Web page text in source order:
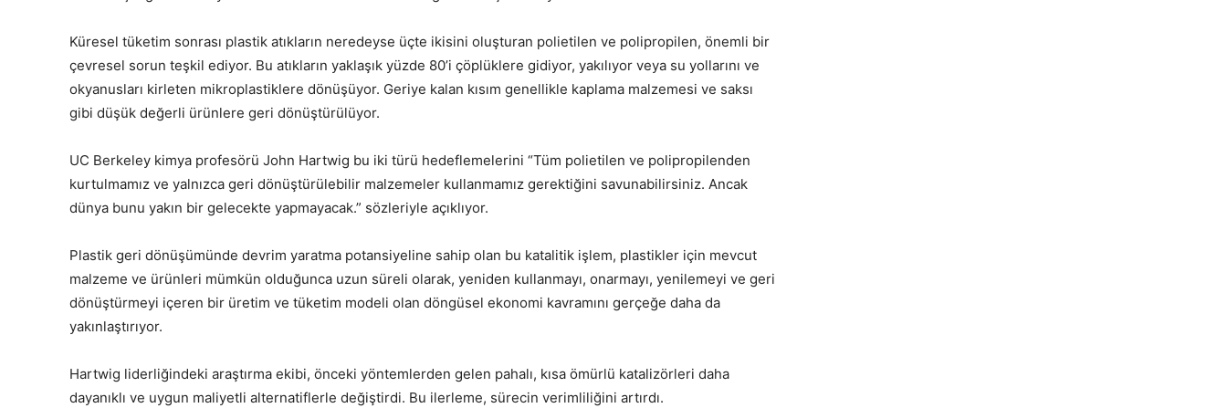
Küresel tüketim sonrası plastik atıkların neredeyse üçte ikisini oluşturan polietilen ve polipropilen, önemli bir
çevresel sorun teşkil ediyor. Bu atıkların yaklaşık yüzde 80’i çöplüklere gidiyor, yakılıyor veya su yollarını ve
okyanusları kirleten mikroplastiklere dönüşüyor. Geriye kalan kısım genellikle kaplama malzemesi ve saksı
gibi düşük değerli ürünlere geri dönüştürülüyor.
UC Berkeley kimya profesörü John Hartwig bu iki türü hedeflemelerini “Tüm polietilen ve polipropilenden
kurtulmamız ve yalnızca geri dönüştürülebilir malzemeler kullanmamız gerektiğini savunabilirsiniz. Ancak
dünya bunu yakın bir gelecekte yapmayacak.” sözleriyle açıklıyor.
Plastik geri dönüşümünde devrim yaratma potansiyeline sahip olan bu katalitik işlem, plastikler için mevcut
malzeme ve ürünleri mümkün olduğunca uzun süreli olarak, yeniden kullanmayı, onarmayı, yenilemeyi ve geri
dönüştürmeyi içeren bir üretim ve tüketim modeli olan döngüsel ekonomi kavramını gerçeğe daha da
yakınlaştırıyor.
Hartwig liderliğindeki araştırma ekibi, önceki yöntemlerden gelen pahalı, kısa ömürlü katalizörleri daha
dayanıklı ve uygun maliyetli alternatiflerle değiştirdi. Bu ilerleme, sürecin verimliliğini artırdı.